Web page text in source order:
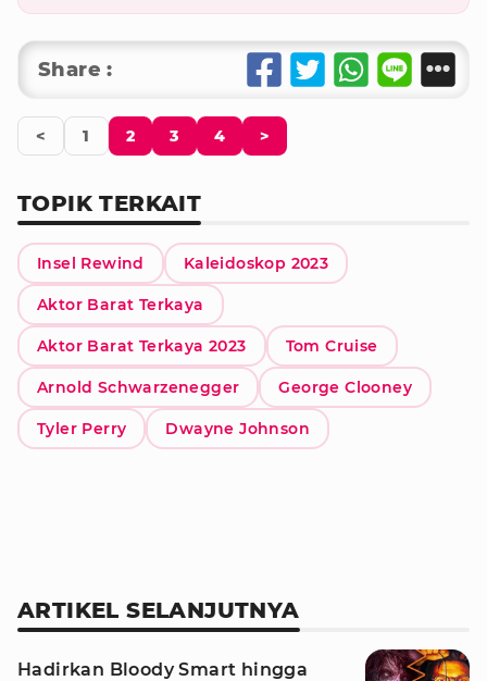
Share :
< 1 2 3 4 >
TOPIK TERKAIT
Insel Rewind Kaleidoskop 2023
Aktor Barat Terkaya
Aktor Barat Terkaya 2023 Tom Cruise
Arnold Schwarzenegger George Clooney
Tyler Perry Dwayne Johnson
ARTIKEL SELANJUTNYA
Hadirkan Bloody Smart hingga